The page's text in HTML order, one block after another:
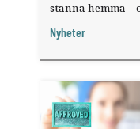
stanna hemma –
fråga".
Nyheter